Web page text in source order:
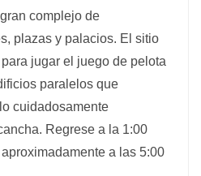
complejo de
plazas y palacios. El sitio
jugar el juego de pelota
paralelos que
cuidadosamente
Regrese a la 1:00
a las 5:00